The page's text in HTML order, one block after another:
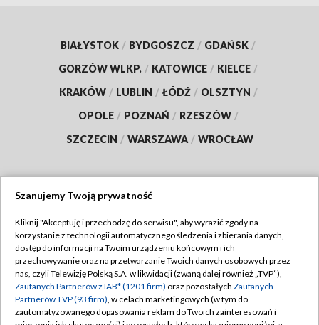
BIAŁYSTOK / BYDGOSZCZ / GDAŃSK /
GORZÓW WLKP. / KATOWICE / KIELCE /
KRAKÓW / LUBLIN / ŁÓDŹ / OLSZTYN /
OPOLE / POZNAŃ / RZESZÓW /
SZCZECIN / WARSZAWA / WROCŁAW
TVP
Abonament TVP
Emisja w TVP
Centrum informacji TVP
Regulamin TVP
Polityka prywatności
Moje zgody
Szanujemy Twoją prywatność
Kliknij "Akceptuję i przechodzę do serwisu", aby wyrazić zgody na
korzystanie z technologii automatycznego śledzenia i zbierania danych,
dostęp do informacji na Twoim urządzeniu końcowym i ich
przechowywanie oraz na przetwarzanie Twoich danych osobowych przez
nas, czyli Telewizję Polską S.A. w likwidacji (zwaną dalej również „TVP”),
Zaufanych Partnerów z IAB* (1201 firm) oraz pozostałych Zaufanych
Partnerów TVP (93 firm), w celach marketingowych (w tym do
zautomatyzowanego dopasowania reklam do Twoich zainteresowań i